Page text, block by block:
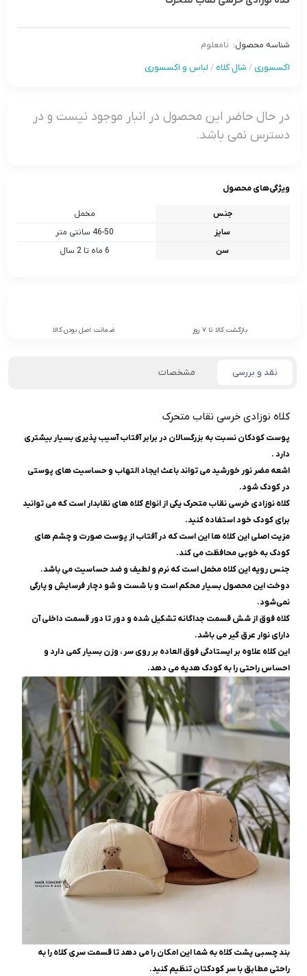
شناسه محصول: نامعلوم
اکسسوری / شال کلاه / لباس و اکسسوری
در حال حاضر این محصول در انبار موجود نیست و در
دسترس نمی باشد.
ویژگی‌های محصول
جنس
مخمل
سایز
46-50 سانتی متر
سن
6 ماه تا 2 سال
بازگشت کالا تا 7 روز ضمانت اصل بودن کالا
نقد و بررسی مشخصات
کلاه نوزادی خرسی نقاب متحرک
پوست کودکان نسبت به بزرگسالان در برابر آفتاب آسیب پذیری بسیار بیشتری
دارد .
اشعه مضر نور خورشید می تواند باعث ایجاد التهاب و حساسیت های پوستی
در کودک شود.
کلاه نوزادی خرسی نقاب متحرک یکی از انواع کلاه های نقابدار است که می توانید
برای کودک خود استفاده کنید.
مزیت اصلی این کلاه ها این است که در آفتاب از پوست صورت و چشم های
کودک به خوبی محافظت می کند.
جنس رویه این کلاه مخمل است که نرم و لطیف و ضد حساسیت می باشد.
دوخت این محصول بسیار محکم است و با شست و شو دچار فرسایش و پارگی
نمی‌شود.
کلاه فوق از شش قسمت جداگانه تشکیل شده و دور تا دور قسمت داخلی آن
دارای نوار عرق گیر می باشد.
این کلاه علاوه بر ایستادگی فوق العاده بر روی سر ، وزن بسیار کمی دارد و
احساس راحتی را به کودک هدیه می دهد.
بند چسبی پشت کلاه به شما این امکان را می دهد تا قسمت سری کلاه را به
راحتی مطابق با سر کودکتان تنظیم کنید.